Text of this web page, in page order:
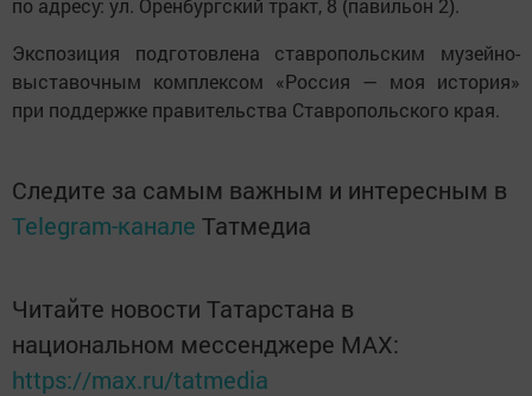
по адресу: ул. Оренбургский тракт, 8 (павильон 2).
Экспозиция подготовлена ставропольским музейно-
выставочным комплексом «Россия — моя история»
при поддержке правительства Ставропольского края.
Следите за самым важным и интересным в
Telegram-канале Татмедиа
Читайте новости Татарстана в
национальном мессенджере MАХ:
https://max.ru/tatmedia